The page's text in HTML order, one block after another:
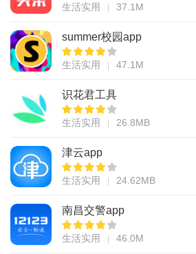
生活实用 37.1M
summer校园app
生活实用 47.1M
识花君工具
生活实用 26.8MB
津云app
生活实用 24.62MB
南昌交警app
生活实用 46.0M